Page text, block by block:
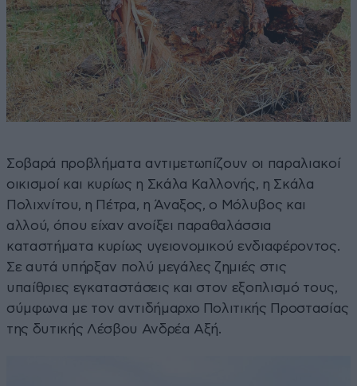
Σοβαρά προβλήματα αντιμετωπίζουν οι παραλιακοί
οικισμοί και κυρίως η Σκάλα Καλλονής, η Σκάλα
Πολιχνίτου, η Πέτρα, η Άναξος, ο Μόλυβος και
αλλού, όπου είχαν ανοίξει παραθαλάσσια
καταστήματα κυρίως υγειονομικού ενδιαφέροντος.
Σε αυτά υπήρξαν πολύ μεγάλες ζημιές στις
υπαίθριες εγκαταστάσεις και στον εξοπλισμό τους,
σύμφωνα με τον αντιδήμαρχο Πολιτικής Προστασίας
της δυτικής Λέσβου Ανδρέα Αξή.